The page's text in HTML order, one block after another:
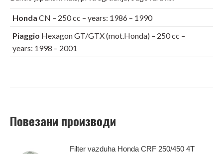
Honda CN – 250 cc – years: 1986 – 1990
Piaggio Hexagon GT/GTX (mot.Honda) – 250 cc –
years: 1998 – 2001
Повезани производи
Filter vazduha Honda CRF 250/450 4T